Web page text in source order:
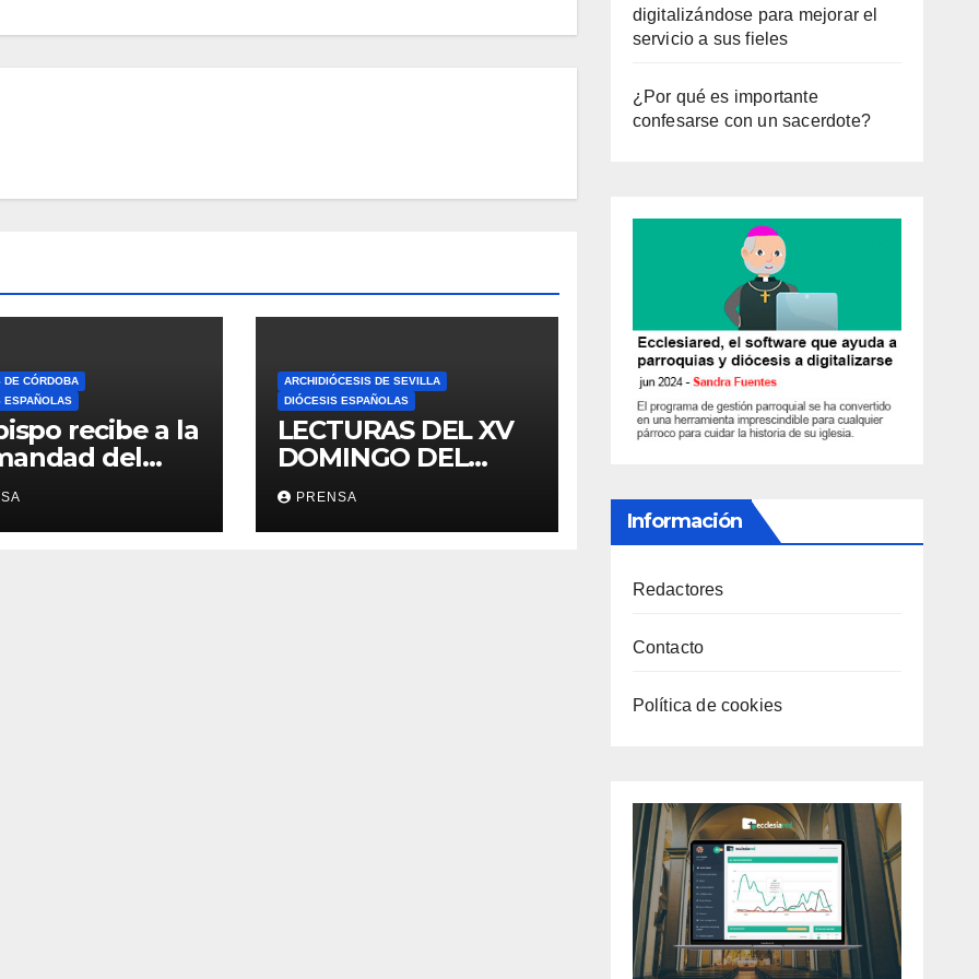
DE CÓRDOBA
ESPAÑOLAS
recibe a la
del
ARCHIDIÓCESIS DE SEVILLA
DIÓCESIS ESPAÑOLAS
LECTURAS DEL XV
DOMINGO DEL
TIEMPO
ORDINARIO (A)
PRENSA
digitalizándose para mejorar el
servicio a sus fieles
¿Por qué es importante
confesarse con un sacerdote?
Información
Redactores
Contacto
Política de cookies